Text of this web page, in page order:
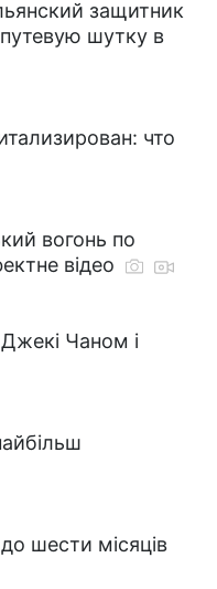
защитник
шутку в
что
вогонь по
відео
Чаном і
шести місяців